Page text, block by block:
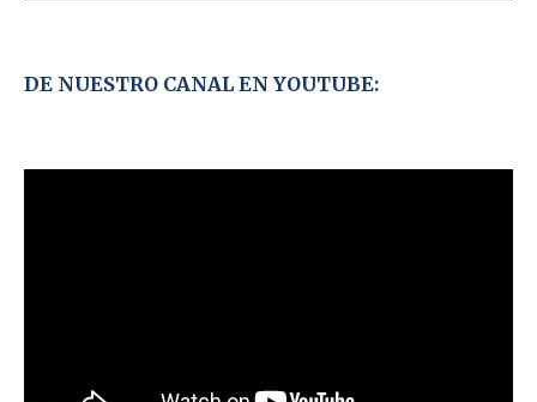
DE NUESTRO CANAL EN YOUTUBE: